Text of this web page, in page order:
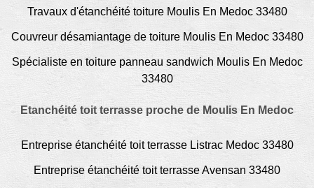
Travaux d'étanchéité toiture Moulis En Medoc 33480
Couvreur désamiantage de toiture Moulis En Medoc 33480
Spécialiste en toiture panneau sandwich Moulis En Medoc
33480
Etanchéité toit terrasse proche de Moulis En Medoc
Entreprise étanchéité toit terrasse Listrac Medoc 33480
Entreprise étanchéité toit terrasse Avensan 33480